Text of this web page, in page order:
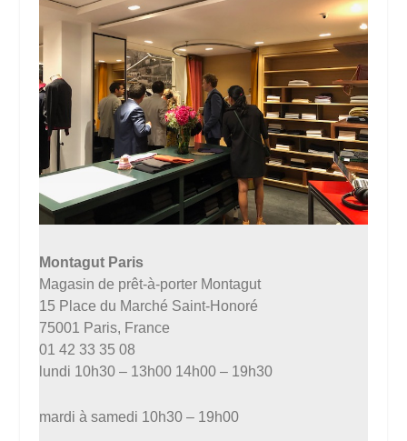
Montagut Paris
Magasin de prêt-à-porter Montagut
15 Place du Marché Saint-Honoré
75001 Paris, France
01 42 33 35 08
lundi 10h30 – 13h00 14h00 – 19h30
mardi à samedi 10h30 – 19h00